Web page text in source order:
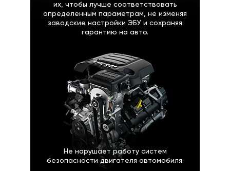
их, чтобы лучше соответствовать
определенным параметрам, не изменяя
заводские настройки ЭБУ и сохраняя
гарантию на авто.
Не нарушает работу систем
безопасности двигателя автомобиля.